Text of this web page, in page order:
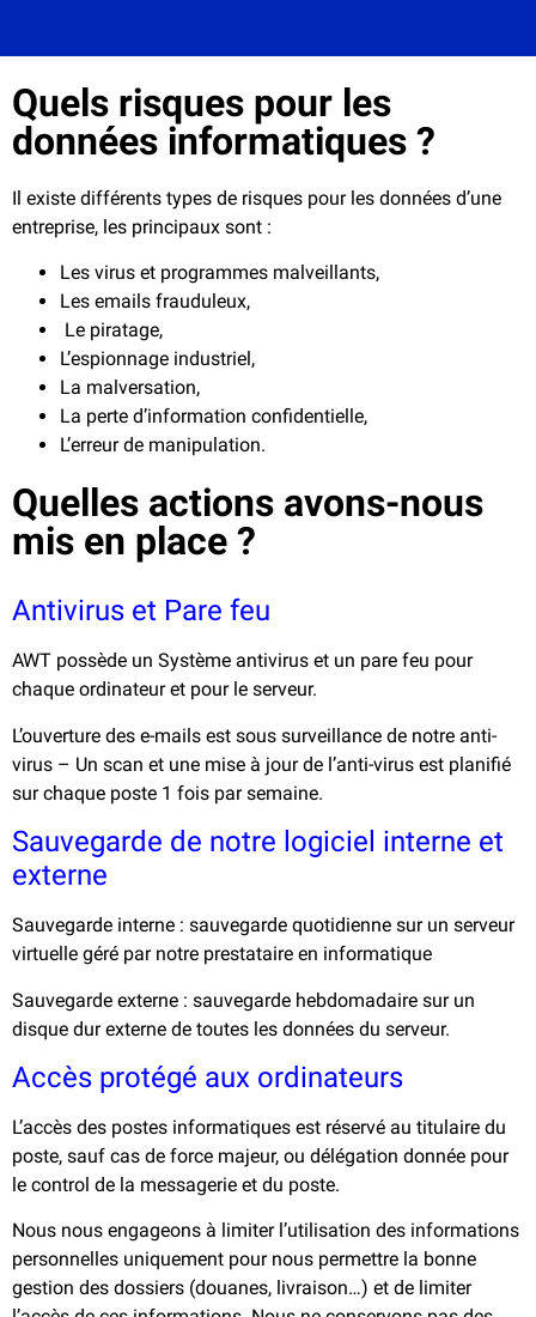
Quels risques pour les
données informatiques ?
Il existe différents types de risques pour les données d’une
entreprise, les principaux sont :
Les virus et programmes malveillants,
Les emails frauduleux,
Le piratage,
L’espionnage industriel,
La malversation,
La perte d’information confidentielle,
L’erreur de manipulation.
Quelles actions avons-nous
mis en place ?
Antivirus et Pare feu
AWT possède un Système antivirus et un pare feu pour
chaque ordinateur et pour le serveur.
L’ouverture des e-mails est sous surveillance de notre anti-
virus – Un scan et une mise à jour de l’anti-virus est planifié
sur chaque poste 1 fois par semaine.
Sauvegarde de notre logiciel interne et
externe
Sauvegarde interne : sauvegarde quotidienne sur un serveur
virtuelle géré par notre prestataire en informatique
Sauvegarde externe : sauvegarde hebdomadaire sur un
disque dur externe de toutes les données du serveur.
Accès protégé aux ordinateurs
L’accès des postes informatiques est réservé au titulaire du
poste, sauf cas de force majeur, ou délégation donnée pour
le control de la messagerie et du poste.
Nous nous engageons à limiter l’utilisation des informations
personnelles uniquement pour nous permettre la bonne
gestion des dossiers (douanes, livraison…) et de limiter